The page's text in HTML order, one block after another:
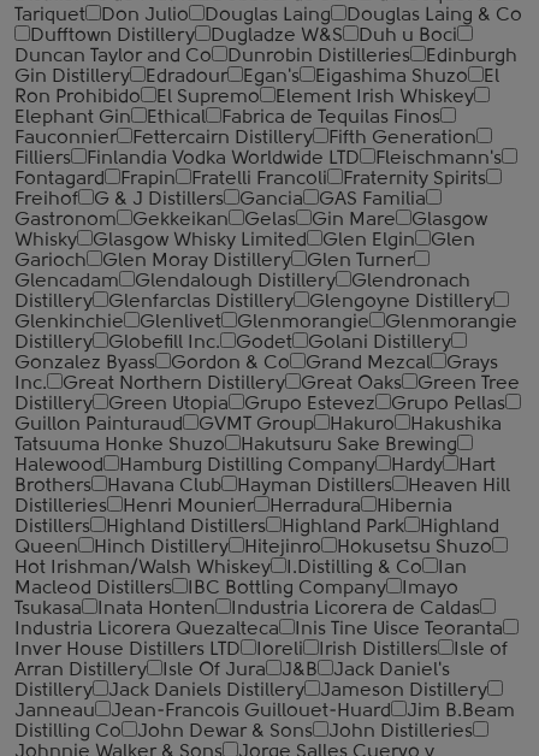
Tariquet
Don Julio Douglas Laing
Douglas Laing & Co
Dufftown Distillery
Dugladze W&S
Duh u Boci
Duncan Taylor and Co
Dunrobin Distilleries
Edinburgh
Gin Distillery
Edradour Egan's Eigashima Shuzo
El
Ron Prohibido
El Supremo
Element Irish Whiskey
Elephant Gin
Ethical
Fabrica de Tequilas Finos
Fauconnier
Fettercairn Distillery
Fifth Generation
Filliers
Finlandia Vodka Worldwide LTD
Fleischmann's
Fontagard
Frapin Fratelli ‎Francoli
Fraternity Spirits
Freihof
G & J Distillers Gancia
GAS Familia
Gastronom
Gekkeikan Gelas Gin Mare
Glasgow
Whisky
Glasgow Whisky Limited Glen Elgin
Glen
Garioch
Glen Moray Distillery
Glen Turner
Glencadam
Glendalough Distillery
Glendronach
Distillery
Glenfarclas Distillery
Glengoyne Distillery
Glenkinchie
Glenlivet Glenmorangie
Glenmorangie
Distillery
Globefill Inc. Godet
Golani Distillery
Gonzalez Byass
Gordon & Co Grand Mezcal
Grays
Inc.
Great Northern Distillery Great Oaks
Green Tree
Distillery
Green Utopia Grupo Estevez
Grupo Pellas
Guillon Painturaud
GVMT Group Hakuro
Hakushika
Tatsuuma Honke Shuzo
Hakutsuru Sake Brewing
Halewood
Hamburg Distilling Company Hardy
Hart
Brothers
Havana Club Hayman Distillers
Heaven Hill
Distilleries
Henri Mounier Herradura
Hibernia
Distillers
Highland Distillers Highland Park
Highland
Queen
Hinch Distillery Hitejinro
Hokusetsu Shuzo
Hot Irishman/Walsh Whiskey
I.Distilling & Co
Ian
Macleod Distillers
IBC Bottling Company
Imayo
Tsukasa
Inata Honten
Industria Licorera de Caldas
Industria Licorera Quezalteca
Inis Tine Uisce Teoranta
Inver House Distillers LTD
Ioreli Irish Distillers
Isle of
Arran Distillery
Isle Of Jura J&B
Jack Daniel's
Distillery
Jack Daniels Distillery
Jameson Distillery
Janneau
Jean-Francois Guillouet-Huard
Jim B.Beam
Distilling Co
John Dewar & Sons
John Distilleries